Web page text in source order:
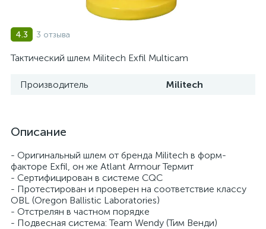
4.3 3 отзыва
Тактический шлем Militech Exfil Multicam
Производитель Militech
Описание
- Оригинальный шлем от бренда Militech в форм-
факторе Exfil, он же Atlant Armour Термит
- Сертифицирован в системе СQC
- Протестирован и проверен на соответствие классу
OBL (Oregon Ballistic Laboratories)
- Отстрелян в частном порядке
- Подвесная система: Team Wendy (Тим Венди)